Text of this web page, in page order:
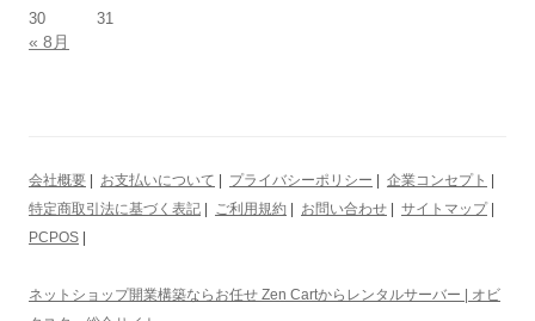
30
31
« 8月
会社概要 お支払いについて プライバシーポリシー 企業コンセプト
特定商取引法に基づく表記
ご利用規約 お問い合わせ サイトマップ|
PCPOS
ネットショップ開業構築ならお任せ Zen Cartからレンタルサーバー | オビ